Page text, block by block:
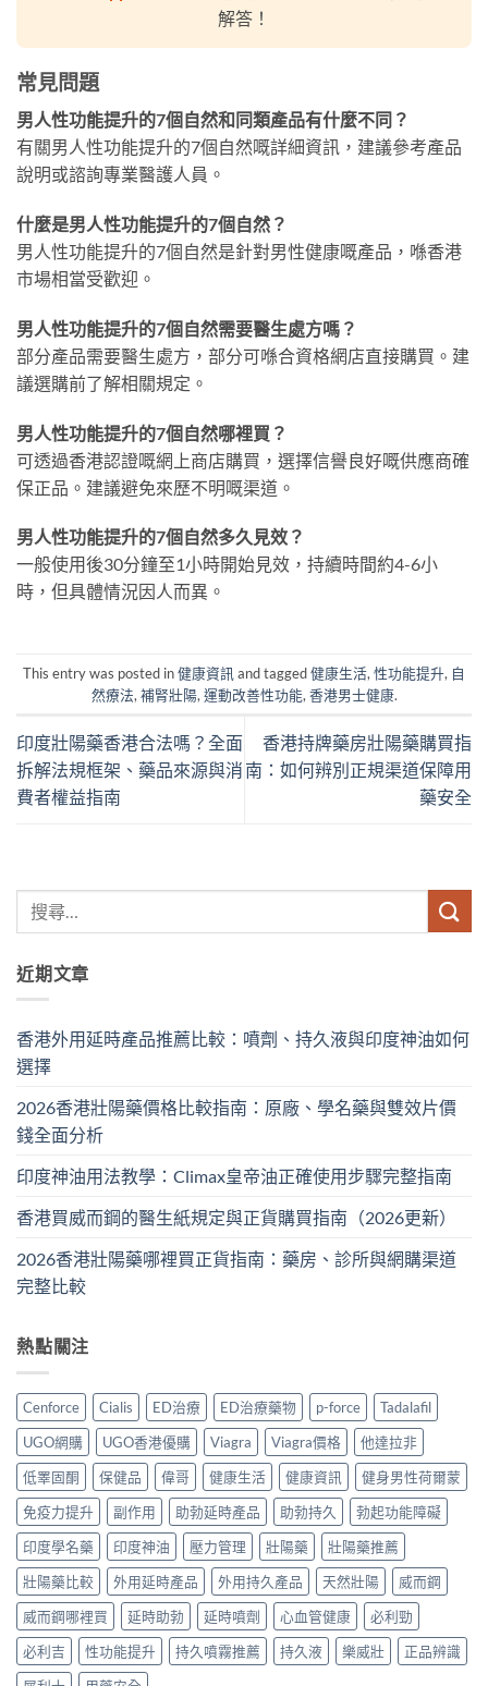
解答！
常見問題
男人性功能提升的7個自然和同類產品有什麼不同？
有關男人性功能提升的7個自然嘅詳細資訊，建議參考產品
說明或諮詢專業醫護人員。
什麼是男人性功能提升的7個自然？
男人性功能提升的7個自然是針對男性健康嘅產品，喺香港
市場相當受歡迎。
男人性功能提升的7個自然需要醫生處方嗎？
部分產品需要醫生處方，部分可喺合資格網店直接購買。建
議選購前了解相關規定。
男人性功能提升的7個自然哪裡買？
可透過香港認證嘅網上商店購買，選擇信譽良好嘅供應商確
保正品。建議避免來歷不明嘅渠道。
男人性功能提升的7個自然多久見效？
一般使用後30分鐘至1小時開始見效，持續時間約4-6小
時，但具體情況因人而異。
This entry was posted in健康資訊 and tagged健康生活, 性功能提升, 自
然療法, 補腎壯陽, 運動改善性功能, 香港男士健康.
印度壯陽藥香港合法嗎？全面
拆解法規框架、藥品來源與消
費者權益指南
香港持牌藥房壯陽藥購買指
南：如何辨別正規渠道保障用
藥安全
近期文章
香港外用延時產品推薦比較：噴劑、持久液與印度神油如何
選擇
2026香港壯陽藥價格比較指南：原廠、學名藥與雙效片價
錢全面分析
印度神油用法教學：Climax皇帝油正確使用步驟完整指南
香港買威而鋼的醫生紙規定與正貨購買指南（2026更新）
2026香港壯陽藥哪裡買正貨指南：藥房、診所與網購渠道
完整比較
熱點關注
Cenforce Cialis ED治療 ED治療藥物 p-force
Tadalafil
UGO網購
UGO香港優購 Viagra Viagra價格
他達拉非
低睪固酮
保健品 偉哥 健康生活 健康資訊
健身男性荷爾蒙
免疫力提升
副作用 助勃延時產品 助勃持久
勃起功能障礙
印度學名藥
印度神油 壓力管理 壯陽藥
壯陽藥推薦
壯陽藥比較
外用延時產品 外用持久產品 天然壯陽
威而鋼
威而鋼哪裡買
延時助勃 延時噴劑 心血管健康
必利勁
必利吉
性功能提升 持久噴霧推薦 持久液 樂威壯
正品辨識